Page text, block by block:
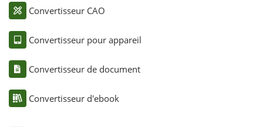
Convertisseur CAO
Convertisseur pour appareil
Convertisseur de document
Convertisseur d'ebook